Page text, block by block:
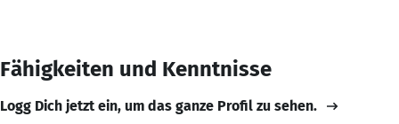
Fähigkeiten und Kenntnisse
Logg Dich jetzt ein, um das ganze Profil zu sehen.